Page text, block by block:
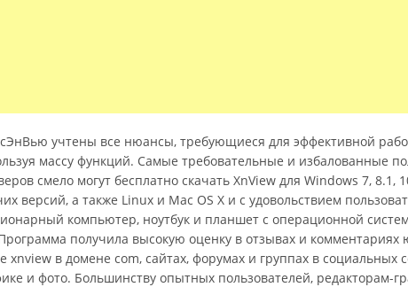
учтены все нюансы, требующиеся для эффективной
массу функций. Самые требовательные и избалованные
смело могут бесплатно скачать XnView для Windows 7, 8.1,
версий, а также Linux и Mac OS X и с удовольствием
компьютер, ноутбук и планшет с операционной
получила высокую оценку в отзывах и
xnview в домене com, сайтах, форумах и группах в социальных
и фото. Большинству опытных пользователей, редакторам-